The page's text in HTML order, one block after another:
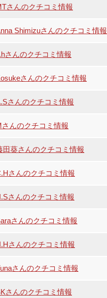
さんのクチコミ情報
Shimizuさんのクチコミ情報
さんのクチコミ情報
さんのクチコミ情報
さんのクチコミ情報
さんのクチコミ情報
田葵さんのクチコミ情報
さんのクチコミ情報
さんのクチコミ情報
さんのクチコミ情報
さんのクチコミ情報
さんのクチコミ情報
さんのクチコミ情報